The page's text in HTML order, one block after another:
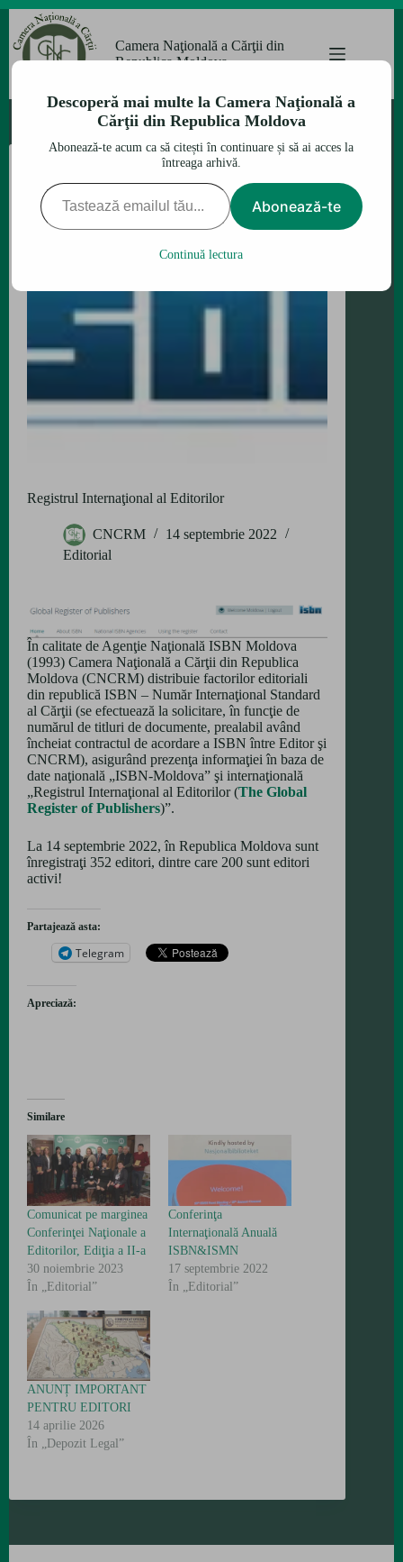
conținut
Camera Naţională a Cărţii din
Republica Moldova
Registrul Internaţional al Editorilor
CNCRM
14 septembrie 2022
Editorial
În calitate de Agenţie Naţională ISBN Moldova
(1993) Camera Naţională a Cărţii din Republica
Moldova (CNCRM) distribuie factorilor editoriali
din republică ISBN – Număr Internaţional Standard
al Cărţii (se efectuează la solicitare, în funcţie de
numărul de titluri de documente, prealabil având
încheiat contractul de acordare a ISBN între Editor şi
CNCRM), asigurând prezenţa informaţiei în baza de
date naţională „ISBN-Moldova” şi internaţională
„Registrul Internaţional al Editorilor (The Global
Register of Publishers)”.
La 14 septembrie 2022, în Republica Moldova sunt
înregistraţi 352 editori, dintre care 200 sunt editori
activi!
Partajează asta:
Telegram
Apreciază:
Similare
Comunicat pe marginea
Conferinţei Naţionale a
Editorilor, Ediţia a II-a
30 noiembrie 2023
În „Editorial”
Conferinţa
Internaţională Anuală
ISBN&ISMN
17 septembrie 2022
În „Editorial”
ANUNȚ IMPORTANT
PENTRU EDITORI
14 aprilie 2026
În „Depozit Legal”
Descoperă mai multe la Camera Naţională a
Cărţii din Republica Moldova
Abonează-te acum ca să citești în continuare și să ai acces la
întreaga arhivă.
Tastează emailul tău...
Abonează-te
Continuă lectura